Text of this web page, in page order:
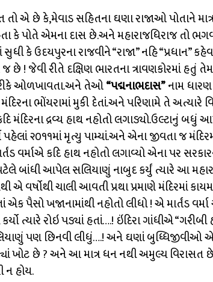
તો એ છે કે,મેવાડ સહિતના ઘણા રાજાઓ પોતાને
કે પોતે એમના દાસ છે.અને મહારાજધિરાજ તો
સુધી કે ઉદયપુરના રાજવીને “રાજા” નહિ “પ્રધાન”
છે ! જેવી રીતે દક્ષિણ ભારતના ત્રાવણકોરમાં હતું
ઓળખાવતા.અને તેઓ“પદ્મનાભદાસ”નામ
ભોંયરામાં મુકી દેતાં.અને પરિણામે તે અત્યારે
મંદિરના દ્રવ્ય હાથ નહોતો લગાડ્યો.ઉલ્ટાનું બધું
પહેલાં ૨૦૧૧માં મૃત્યુ પામ્યાં.અને એના જીવતા જ
વર્માએ કદિ હાથ નહોતો લગાવ્યો એના પર
બાંધી આપેલ સલિયાણું નાબુદ કર્યું ત્યારે આ
એ વર્ષોથી ચાલી આવતી પ્રથા પ્રમાણે મંદિરમાં
એક પૈસો ખજાનામાંથી નહોતો લીધો ! એ માર્તંડ
ત્યારે રોઇ પડ્યાં હતાં….! ઇંદિરા ગાંધીએ
પણ છિનવી લીધું….! અને ઘણાં બુધ્ધિજીવીઓ એ
ખોટ છે ? અને આ માત્ર ધન નથી અમુલ્ય
ન હોય.